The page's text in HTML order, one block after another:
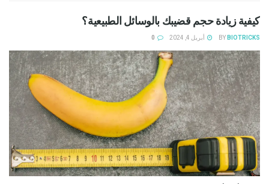
كيفية زيادة حجم قضيبك بالوسائل الطبيعية؟
BY BIOTRICKS أبريل 4, 2024